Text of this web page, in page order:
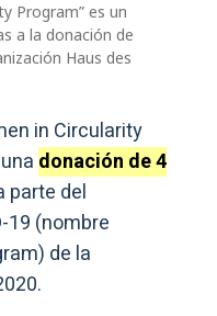
Program” es un
a la donación de
Haus des
in Circularity
donación de 4
parte del
19 (nombre
de la